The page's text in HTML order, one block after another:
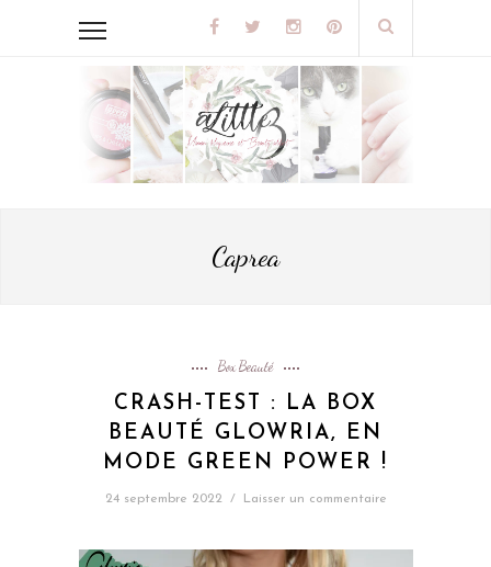
Caprea
Box Beauté
CRASH-TEST : LA BOX
BEAUTÉ GLOWRIA, EN
MODE GREEN POWER !
24 septembre 2022 / Laisser un commentaire